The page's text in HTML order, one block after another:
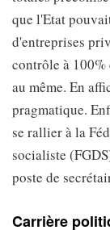
que l'Etat
d'entreprises
contrôle à
au même. En
pragmatique.
se rallier à la
socialiste
poste de
Carrière